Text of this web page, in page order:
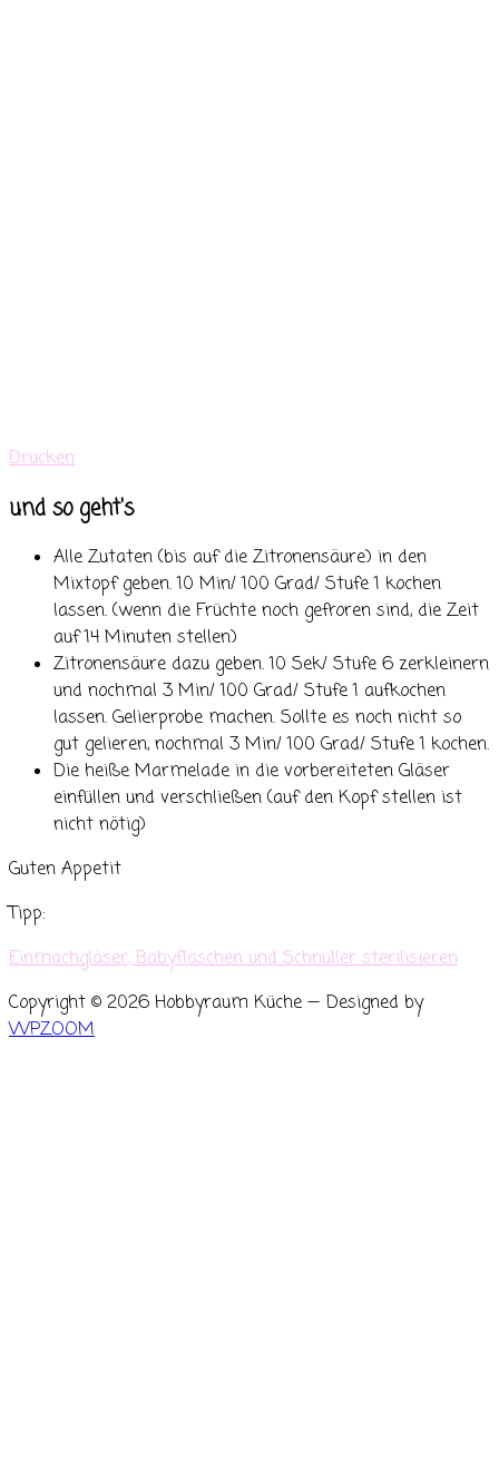
Drucken
und so geht's
Alle Zutaten (bis auf die Zitronensäure) in den
Mixtopf geben. 10 Min/ 100 Grad/ Stufe 1 kochen
lassen. (wenn die Früchte noch gefroren sind, die Zeit
auf 14 Minuten stellen)
Zitronensäure dazu geben. 10 Sek/ Stufe 6 zerkleinern
und nochmal 3 Min/ 100 Grad/ Stufe 1 aufkochen
lassen. Gelierprobe machen. Sollte es noch nicht so
gut gelieren, nochmal 3 Min/ 100 Grad/ Stufe 1 kochen.
Die heiße Marmelade in die vorbereiteten Gläser
einfüllen und verschließen (auf den Kopf stellen ist
nicht nötig)
Guten Appetit
Tipp:
Einmachgläser, Babyflaschen und Schnuller sterilisieren
Copyright © 2026 Hobbyraum Küche — Designed by
WPZOOM